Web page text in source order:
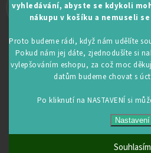
vyhledávání, abyste se kdykoli
nákupu v košíku a nemuseli
Proto budeme rádi, když nám udělíte
Pokud nám jej dáte, zjednodušíte si
vylepšováním eshopu, za což moc
datům budeme chovat s
Po kliknutí na NASTAVENÍ si
Nastavení
Souhlasím
+420 605
Upravit
VytvořilShoptet|